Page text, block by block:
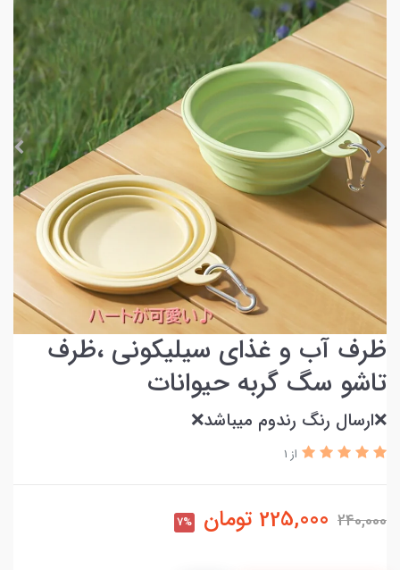
ظرف آب و غذای سیلیکونی ،ظرف
تاشو سگ گربه حیوانات
❌ارسال رنگ رندوم میباشد❌
از 1
240,000
225,000 تومان 7%